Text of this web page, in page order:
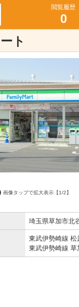
閲覧履歴
0
ト
画像タップで拡大表示【1/2】
埼玉県草加市北
東武伊勢崎線 松
東武伊勢崎線 草